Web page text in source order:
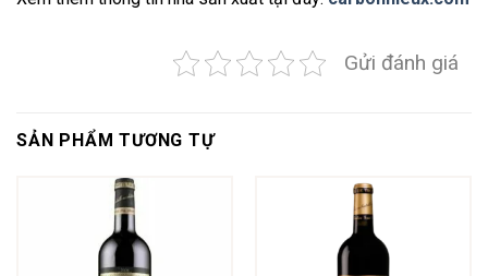
Gửi đánh giá
SẢN PHẨM TƯƠNG TỰ